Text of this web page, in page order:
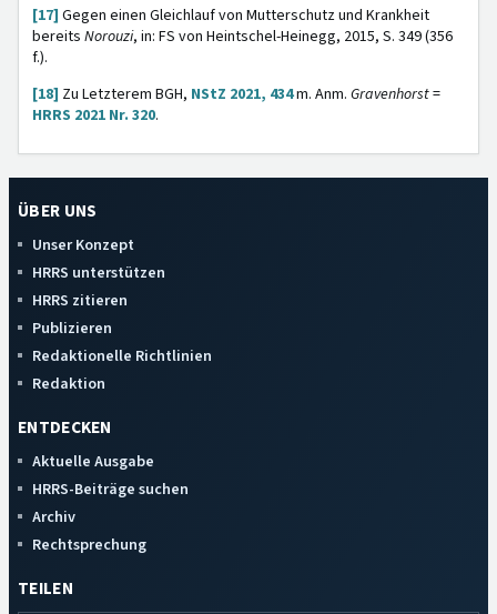
[17] Gegen einen Gleichlauf von Mutterschutz und Krankheit
bereits Norouzi, in: FS von Heintschel-Heinegg, 2015, S. 349 (356
f.).
[18] Zu Letzterem BGH, NStZ 2021, 434m. Anm. Gravenhorst=
HRRS 2021 Nr. 320.
ÜBER UNS
Unser Konzept
HRRS unterstützen
HRRS zitieren
Publizieren
Redaktionelle Richtlinien
Redaktion
ENTDECKEN
Aktuelle Ausgabe
HRRS-Beiträge suchen
Archiv
Rechtsprechung
TEILEN